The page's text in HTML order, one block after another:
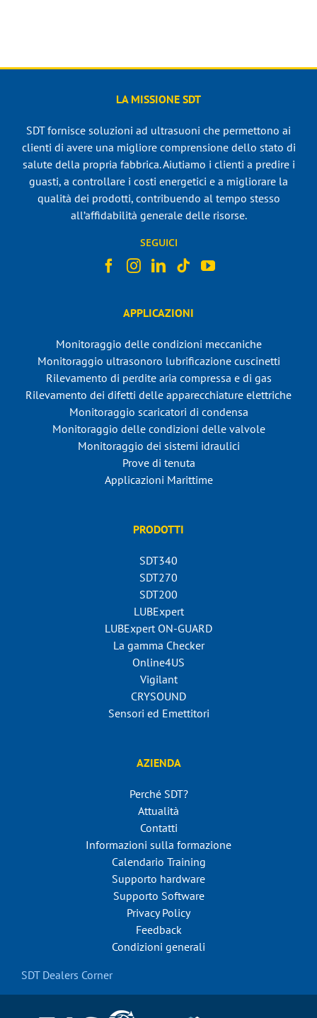
LA MISSIONE SDT
SDT fornisce soluzioni ad ultrasuoni che permettono ai
clienti di avere una migliore comprensione dello stato di
salute della propria fabbrica. Aiutiamo i clienti a predire i
guasti, a controllare i costi energetici e a migliorare la
qualità dei prodotti, contribuendo al tempo stesso
all’affidabilità generale delle risorse.
SEGUICI
APPLICAZIONI
Monitoraggio delle condizioni meccaniche
Monitoraggio ultrasonoro lubrificazione cuscinetti
Rilevamento di perdite aria compressa e di gas
Rilevamento dei difetti delle apparecchiature elettriche
Monitoraggio scaricatori di condensa
Monitoraggio delle condizioni delle valvole
Monitoraggio dei sistemi idraulici
Prove di tenuta
Applicazioni Marittime
PRODOTTI
SDT340
SDT270
SDT200
LUBExpert
LUBExpert ON-GUARD
La gamma Checker
Online4US
Vigilant
CRYSOUND
Sensori ed Emettitori
AZIENDA
Perché SDT?
Attualità
Contatti
Informazioni sulla formazione
Calendario Training
Supporto hardware
Supporto Software
Privacy Policy
Feedback
Condizioni generali
SDT Dealers Corner